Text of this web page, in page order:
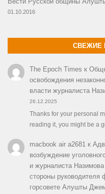
01.10.2016
СВЕЖИЕ
The Epoch Times к
освобождения
власти журналиста
26.12.2025
Thanks for your personal
reading it, you might be a
macbook air a2681 к
возбуждение
и журналиста
стороны руководителя
горсовете Алушты